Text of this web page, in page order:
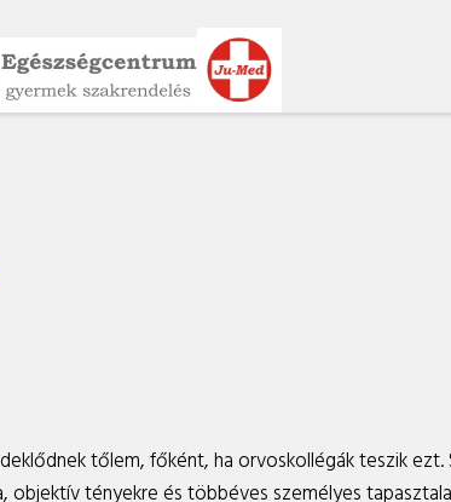
tőlem, főként, ha orvoskollégák teszik
tényekre és többéves személyes